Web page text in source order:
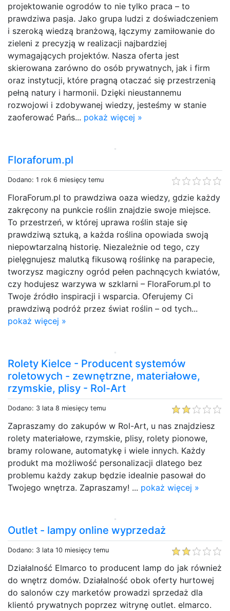
projektowanie ogrodów to nie tylko praca – to
prawdziwa pasja. Jako grupa ludzi z doświadczeniem
i szeroką wiedzą branżową, łączymy zamiłowanie do
zieleni z precyzją w realizacji najbardziej
wymagających projektów. Nasza oferta jest
skierowana zarówno do osób prywatnych, jak i firm
oraz instytucji, które pragną otaczać się przestrzenią
pełną natury i harmonii. Dzięki nieustannemu
rozwojowi i zdobywanej wiedzy, jesteśmy w stanie
zaoferować Pańs... pokaż więcej »
Floraforum.pl
Dodano: 1 rok 6 miesięcy temu
FloraForum.pl to prawdziwa oaza wiedzy, gdzie każdy
zakręcony na punkcie roślin znajdzie swoje miejsce.
To przestrzeń, w której uprawa roślin staje się
prawdziwą sztuką, a każda roślina opowiada swoją
niepowtarzalną historię. Niezależnie od tego, czy
pielęgnujesz malutką fikusową roślinkę na parapecie,
tworzysz magiczny ogród pełen pachnących kwiatów,
czy hodujesz warzywa w szklarni – FloraForum.pl to
Twoje źródło inspiracji i wsparcia. Oferujemy Ci
prawdziwą podróż przez świat roślin – od tych...
pokaż więcej »
Rolety Kielce - Producent systemów
roletowych - zewnętrzne, materiałowe,
rzymskie, plisy - Rol-Art
Dodano: 3 lata 8 miesięcy temu
Zapraszamy do zakupów w Rol-Art, u nas znajdziesz
rolety materiałowe, rzymskie, plisy, rolety pionowe,
bramy rolowane, automatykę i wiele innych. Każdy
produkt ma możliwość personalizacji dlatego bez
problemu każdy zakup będzie idealnie pasował do
Twojego wnętrza. Zapraszamy! ... pokaż więcej »
Outlet - lampy online wyprzedaż
Dodano: 3 lata 10 miesięcy temu
Działalność Elmarco to producent lamp do jak również
do wnętrz domów. Działalność obok oferty hurtowej
do salonów czy marketów prowadzi sprzedaż dla
klientó prywatnych poprzez witrynę outlet. elmarco.